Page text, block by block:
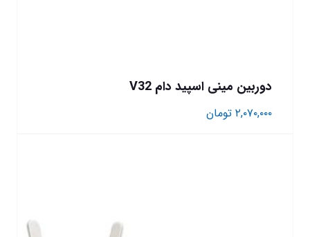
دوربین مینی اسپید دام V32
۲,۰۷۰,۰۰۰ تومان